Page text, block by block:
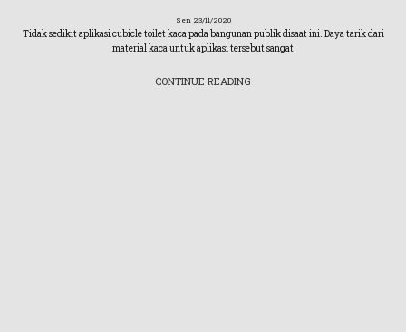
Sen 23/11/2020
Tidak sedikit aplikasi cubicle toilet kaca pada bangunan publik disaat ini. Daya tarik dari
material kaca untuk aplikasi tersebut sangat
CONTINUE READING